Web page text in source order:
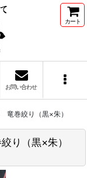
カート
お問い合わせ
竜巻絞り（黒×朱）
り（黒×朱）